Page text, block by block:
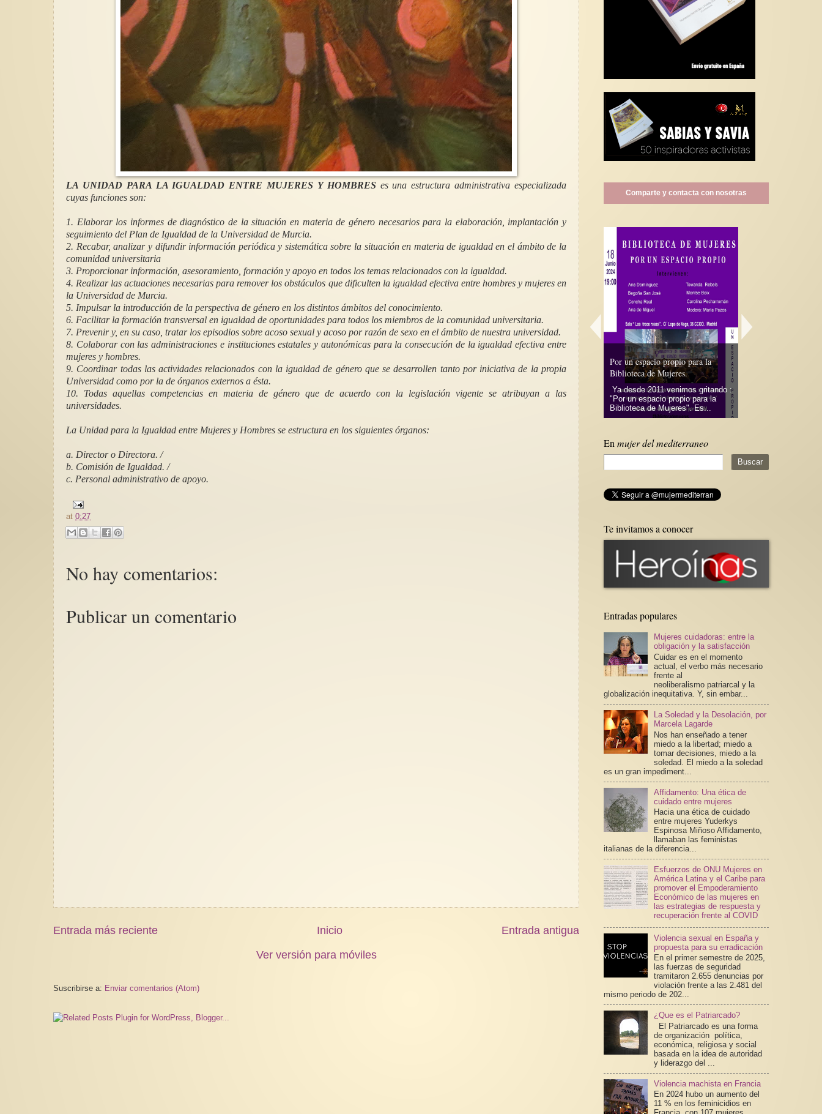
LA UNIDAD PARA LA IGUALDAD ENTRE MUJERES Y HOMBRESes una estructura administrativa especializada
cuyas funciones son:
1. Elaborar los informes de diagnóstico de la situación en materia de género necesarios para la elaboración, implantación y
seguimiento del Plan de Igualdad de la Universidad de Murcia.
2. Recabar, analizar y difundir información periódica y sistemática sobre la situación en materia de igualdad en el ámbito de la
comunidad universitaria
3. Proporcionar información, asesoramiento, formación y apoyo en todos los temas relacionados con la igualdad.
4. Realizar las actuaciones necesarias para remover los obstáculos que dificulten la igualdad efectiva entre hombres y mujeres en
la Universidad de Murcia.
5. Impulsar la introducción de la perspectiva de género en los distintos ámbitos del conocimiento.
6. Facilitar la formación transversal en igualdad de oportunidades para todos los miembros de la comunidad universitaria.
7. Prevenir y, en su caso, tratar los episodios sobre acoso sexual y acoso por razón de sexo en el ámbito de nuestra universidad.
8. Colaborar con las administraciones e instituciones estatales y autonómicas para la consecución de la igualdad efectiva entre
mujeres y hombres.
9. Coordinar todas las actividades relacionados con la igualdad de género que se desarrollen tanto por iniciativa de la propia
Universidad como por la de órganos externos a ésta.
10. Todas aquellas competencias en materia de género que de acuerdo con la legislación vigente se atribuyan a las
universidades.
La Unidad para la Igualdad entre Mujeres y Hombres se estructura en los siguientes órganos:
a. Director o Directora. /
b. Comisión de Igualdad. /
c. Personal administrativo de apoyo.
at0:27
No hay comentarios:
Publicar un comentario
Entrada más reciente Entrada antigua
Inicio
Ver versión para móviles
Suscribirse a: Enviar comentarios (Atom)
Comparte y contacta con nosotras
Una carta a Jane
cuenta regresiva para el
cumplimiento de los dos siglos y
El Tribunal de Irán dictó otra
condena más para la Premio Nobel
de la Paz, Narges Mohammadi
La represión política y religiosa,
la persecución y el
encarcelamiento, la violación y...
Por un espacio propio para la
Biblioteca de Mujeres.
Ya desde 2011 venimos gritando :
"Por un espacio propio para la
Biblioteca de Mujeres". Es...
En mujer del mediterraneo
Te invitamos a conocer
Entradas populares
Mujeres cuidadoras: entre la
obligación y la satisfacción
Cuidar es en el momento
actual, el verbo más necesario
frente al
neoliberalismo patriarcal y la
globalización inequitativa. Y, sin embar...
La Soledad y la Desolación, por
Marcela Lagarde
Nos han enseñado a tener
miedo a la libertad; miedo a
tomar decisiones, miedo a la
soledad. El miedo a la soledad
es un gran impediment...
Affidamento: Una ética de
cuidado entre mujeres
Hacia una ética de cuidado
entre mujeres Yuderkys
Espinosa Miñoso Affidamento,
llamaban las feministas
italianas de la diferencia...
Esfuerzos de ONU Mujeres en
América Latina y el Caribe para
promover el Empoderamiento
Económico de las mujeres en
las estrategias de respuesta y
recuperación frente al COVID
Violencia sexual en España y
propuesta para su erradicación
En el primer semestre de 2025,
las fuerzas de seguridad
tramitaron 2.655 denuncias por
violación frente a las 2.481 del
mismo periodo de 202...
¿Que es el Patriarcado?
El Patriarcado es una forma
de organización política,
económica, religiosa y social
basada en la idea de autoridad
y liderazgo del ...
Violencia machista en Francia
En 2024 hubo un aumento del
11 % en los feminicidios en